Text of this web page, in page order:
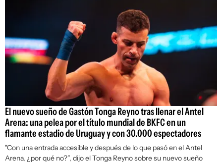
El nuevo sueño de Gastón Tonga Reyno tras llenar el Antel
Arena: una pelea por el título mundial de BKFC en un
flamante estadio de Uruguay y con 30.000 espectadores
"Con una entrada accesible y después de lo que pasó en el Antel
Arena, ¿por qué no?”, dijo el Tonga Reyno sobre su nuevo sueño